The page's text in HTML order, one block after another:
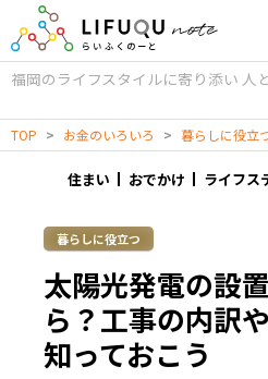
福岡のライフスタイルに寄り添い 人
TOP > お金のいろいろ > 暮らしに役立
住まい おでかけ ライフス
暮らしに役立つ
太陽光発電の設
ら？工事の内訳
知っておこう